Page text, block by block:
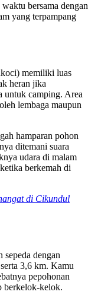
bersama dengan
yang terpampang
memiliki luas
heran jika
untuk camping. Area
lembaga maupun
hamparan pohon
ditemani suara
udara di malam
berkemah di
di Cikundul
dengan
3,6 km. Kamu
pepohonan
berkelok-kelok.